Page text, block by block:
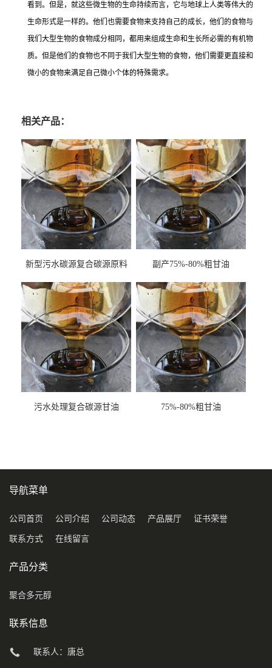
看到。但是，就这些微生物的生命持续而言，它与地球上人类等伟大的
生命形式是一样的。他们也需要食物来支持自己的成长，他们的食物与
我们大型生物的食物成分相同，都用来组成生命和生长所必需的有机物
质。但是他们的食物也不同于我们大型生物的食物，他们需要更直接和
微小的食物来满足自己微小个体的特殊需求。
相关产品：
新型污水碳源复合碳源原料
副产75%-80%粗甘油
污水处理复合碳源甘油
75%-80%粗甘油
导航菜单
公司首页 公司介绍 公司动态 产品展厅 证书荣誉
联系方式 在线留言
产品分类
聚合多元醇
联系信息
联系人：唐总